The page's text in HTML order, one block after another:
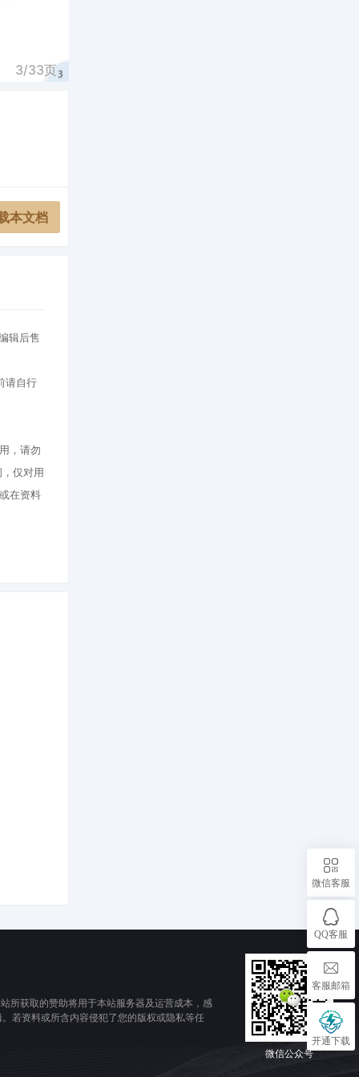
3/33页
本文档
辑后售
请自行
，请勿
仅对用
在资料
所获取的赞助将用于本站服务器及运营成本，感
若资料或所含内容侵犯了您的版权或隐私等任
微信公众号
微信客服
QQ客服
客服邮箱
开通下载